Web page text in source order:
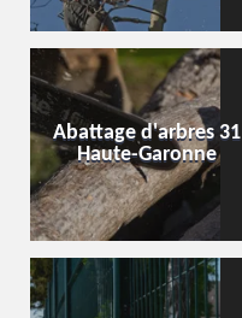
Abattage d'arbres 31
Haute-Garonne